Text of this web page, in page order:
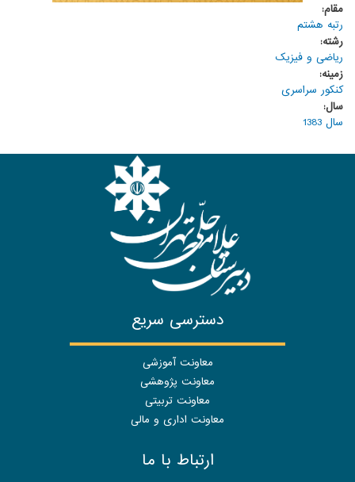
مقام:
رتبه هشتم
رشته:
ریاضی و فیزیک
زمینه:
کنکور سراسری
سال:
سال 1383
دسترسی سریع
معاونت آموزشی
معاونت پژوهشی
معاونت تربیتی
معاونت اداری و مالی
ارتباط با ما